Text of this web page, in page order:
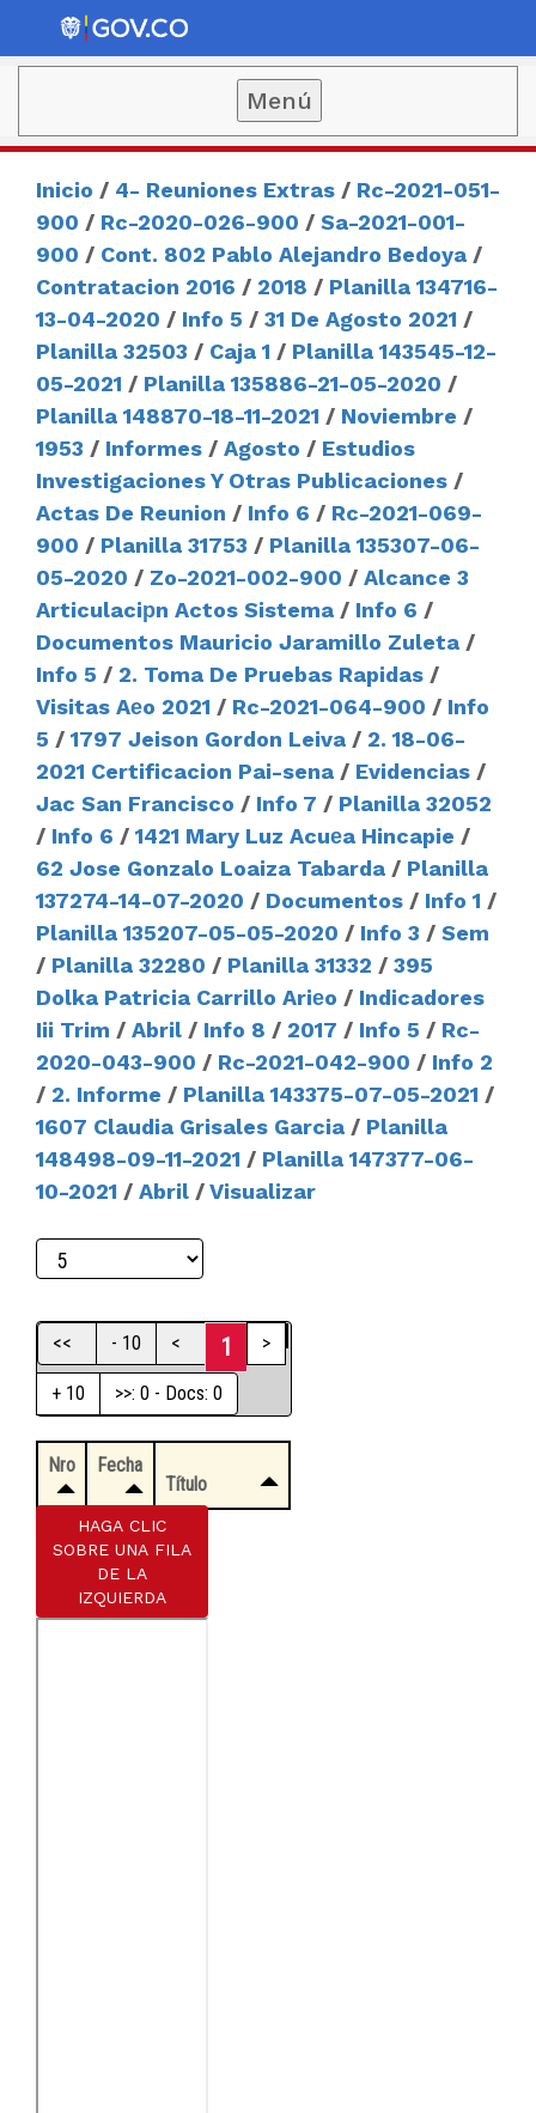
Menú
Inicio / 4- Reuniones Extras / Rc-2021-051-
900 / Rc-2020-026-900 / Sa-2021-001-
900 / Cont. 802 Pablo Alejandro Bedoya /
Contratacion 2016 / 2018 / Planilla 134716-
13-04-2020 / Info 5 / 31 De Agosto 2021 /
Planilla 32503 / Caja 1 / Planilla 143545-12-
05-2021 / Planilla 135886-21-05-2020 /
Planilla 148870-18-11-2021 / Noviembre /
1953 / Informes / Agosto / Estudios
Investigaciones Y Otras Publicaciones /
Actas De Reunion / Info 6 / Rc-2021-069-
900 / Planilla 31753 / Planilla 135307-06-
05-2020 / Zo-2021-002-900 / Alcance 3
Articulaciрn Actos Sistema / Info 6 /
Documentos Mauricio Jaramillo Zuleta /
Info 5 / 2. Toma De Pruebas Rapidas /
Visitas Aеo 2021 / Rc-2021-064-900 / Info
5 / 1797 Jeison Gordon Leiva / 2. 18-06-
2021 Certificacion Pai-sena / Evidencias /
Jac San Francisco / Info 7 / Planilla 32052
/ Info 6 / 1421 Mary Luz Acuеa Hincapie /
62 Jose Gonzalo Loaiza Tabarda / Planilla
137274-14-07-2020 / Documentos / Info 1 /
Planilla 135207-05-05-2020 / Info 3 / Sem
/ Planilla 32280 / Planilla 31332 / 395
Dolka Patricia Carrillo Ariеo / Indicadores
Iii Trim / Abril / Info 8 / 2017 / Info 5 / Rc-
2020-043-900 / Rc-2021-042-900 / Info 2
/ 2. Informe / Planilla 143375-07-05-2021 /
1607 Claudia Grisales Garcia / Planilla
148498-09-11-2021 / Planilla 147377-06-
10-2021 / Abril /Visualizar
<< - 10 < 1 >
+ 10 >>: 0 - Docs: 0
Nro
Fecha
Título
HAGA CLIC
SOBRE UNA FILA
DE LA
IZQUIERDA